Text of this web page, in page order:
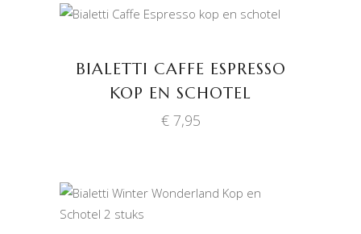
BIALETTI CAFFE ESPRESSO
KOP EN SCHOTEL
€7,95
TOEVOEGEN AAN
WINKELWAGEN